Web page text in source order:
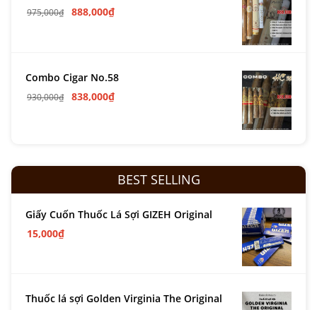
975,000₫ 888,000₫
Combo Cigar No.58
930,000₫ 838,000₫
BEST SELLING
Giấy Cuốn Thuốc Lá Sợi GIZEH Original
15,000₫
Thuốc lá sợi Golden Virginia The Original